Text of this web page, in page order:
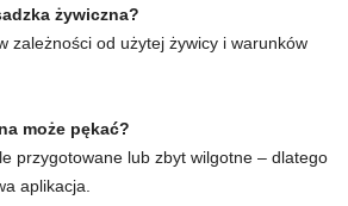
żywiczna?
zależności od użytej żywicy i warunków
może pękać?
przygotowane lub zbyt wilgotne – dlatego
aplikacja.